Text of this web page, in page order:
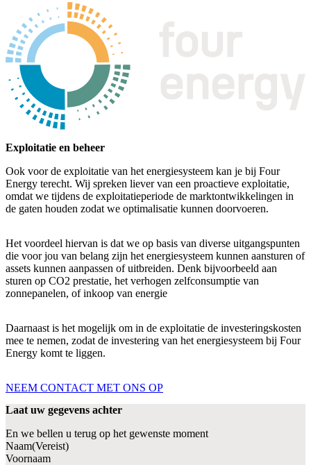
Exploitatie en beheer
Ook voor de exploitatie van het energiesysteem kan je bij Four
Energy terecht. Wij spreken liever van een proactieve exploitatie,
omdat we tijdens de exploitatieperiode de marktontwikkelingen in
de gaten houden zodat we optimalisatie kunnen doorvoeren.
Het voordeel hiervan is dat we op basis van diverse uitgangspunten
die voor jou van belang zijn het energiesysteem kunnen aansturen of
assets kunnen aanpassen of uitbreiden. Denk bijvoorbeeld aan
sturen op CO2 prestatie, het verhogen zelfconsumptie van
zonnepanelen, of inkoop van energie
Daarnaast is het mogelijk om in de exploitatie de investeringskosten
mee te nemen, zodat de investering van het energiesysteem bij Four
Energy komt te liggen.
NEEM CONTACT MET ONS OP
Laat uw gegevens achter
En we bellen u terug op het gewenste moment
Naam(Vereist)
Voornaam